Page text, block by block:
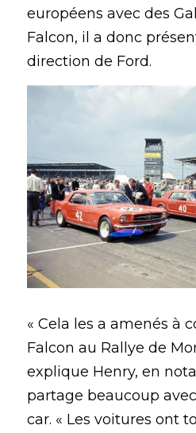
européens avec des
Falcon, il a donc
direction de Ford.
« Cela les a amenés à
Falcon au Rallye de
explique Henry, en
partage beaucoup
car. « Les voitures ont